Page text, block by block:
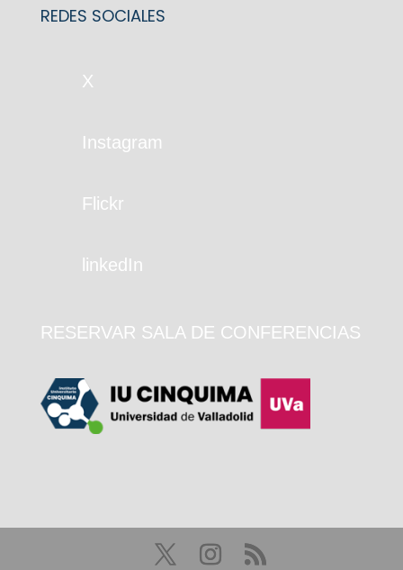
REDES SOCIALES
X
Instagram
Flickr
linkedIn
RESERVAR SALA DE CONFERENCIAS